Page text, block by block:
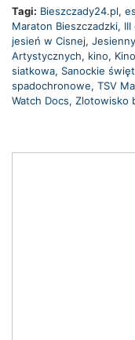
Tagi: Bieszczady24.pl,
Maraton Bieszczadzki,
jesień w Cisnej,
Artystycznych, kino,
siatkowa, Sanockie
spadochronowe, TSV
Watch Docs, Zlotowisko